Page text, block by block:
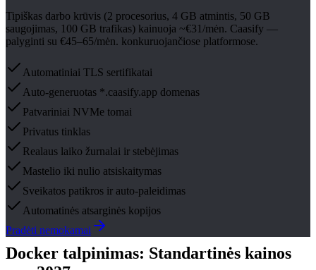
Tipiškas darbo krūvis (2 procesorius, 4 GB atmintis, 50 GB
saugojimas, 100 GB trafikas) kainuoja ~€31/mėn. Caasify —
palyginti su €45–65/mėn. konkuruojančiose platformose.
Automatiniai TLS sertifikatai
Auto-generuotas *.caasify.app domenas
Patvariniai NVMe tomai
Privatus tinklas
Realaus laiko žurnalai ir stebėjimas
Mastelio iki nulio atsiskaitymas
Sveikatos patikros ir auto-paleidimas
Automatinės atsarginės kopijos
Pradėti nemokamai
Docker talpinimas: Standartinės kainos